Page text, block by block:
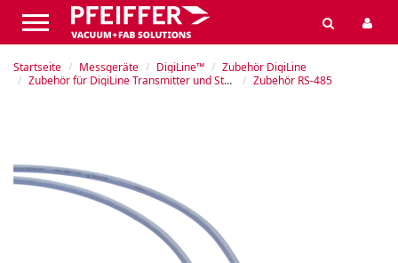
Startseite Messgeräte DigiLine™
Zubehör DigiLine
Zubehör für DigiLine Transmitter und Steuergeräte
Zubehör RS-485